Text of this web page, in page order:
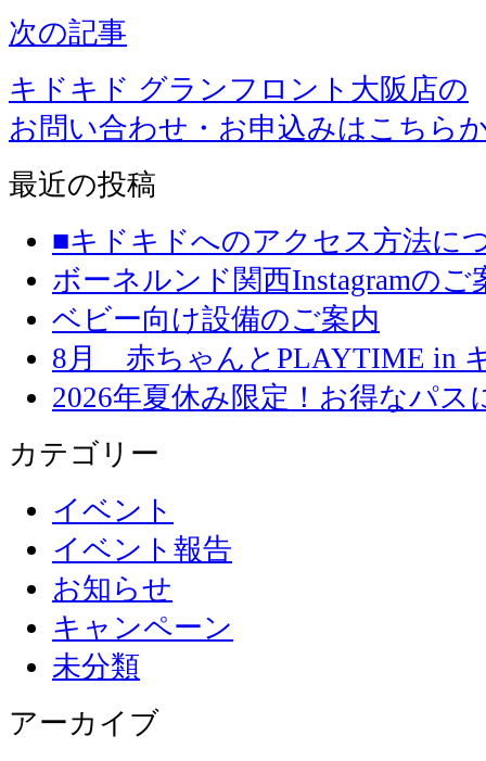
次の記事
キドキド グランフロント大阪店の
お問い合わせ・お申込みはこちら
最近の投稿
■キドキドへのアクセス方法に
ボーネルンド関西Instagramのご
ベビー向け設備のご案内
8月 赤ちゃんとPLAYTIME in
2026年夏休み限定！お得なパス
カテゴリー
イベント
イベント報告
お知らせ
キャンペーン
未分類
アーカイブ